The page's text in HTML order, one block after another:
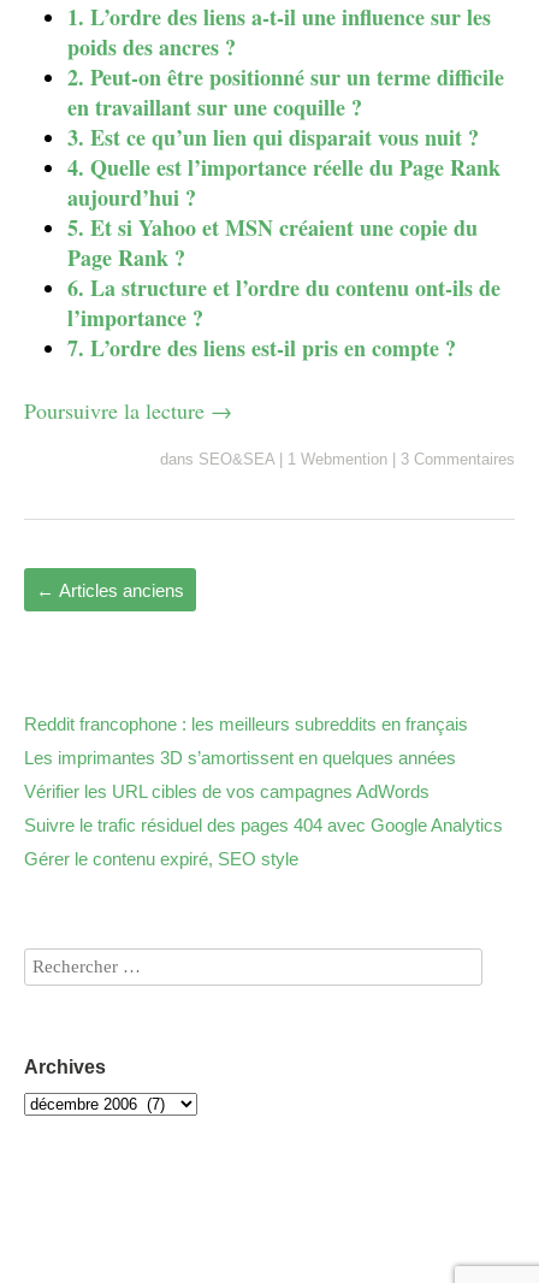
1. L’ordre des liens a-t-il une influence sur les
poids des ancres ?
2. Peut-on être positionné sur un terme difficile
en travaillant sur une coquille ?
3. Est ce qu’un lien qui disparait vous nuit ?
4. Quelle est l’importance réelle du Page Rank
aujourd’hui ?
5. Et si Yahoo et MSN créaient une copie du
Page Rank ?
6. La structure et l’ordre du contenu ont-ils de
l’importance ?
7. L’ordre des liens est-il pris en compte ?
Poursuivre la lecture →
dans SEO&SEA 1 Webmention 3 Commentaires
← Articles anciens
Reddit francophone : les meilleurs subreddits en français
Les imprimantes 3D s’amortissent en quelques années
Vérifier les URL cibles de vos campagnes AdWords
Suivre le trafic résiduel des pages 404 avec Google Analytics
Gérer le contenu expiré, SEO style
Archives